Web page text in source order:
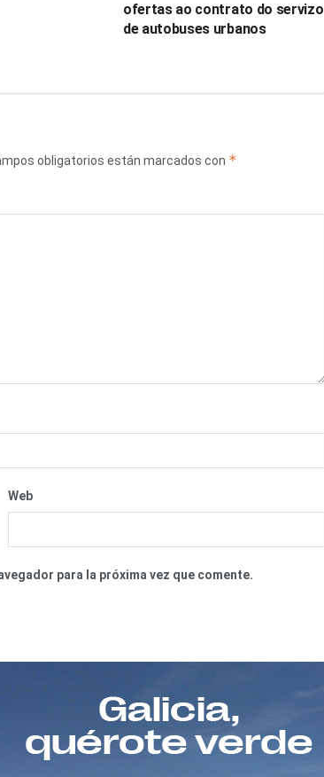
ofertas ao contrato do servizo
de autobuses urbanos
obligatorios están marcados con *
Web
para la próxima vez que comente.